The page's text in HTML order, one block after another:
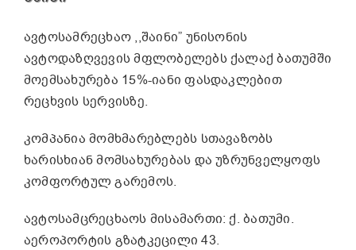
ავტოსამრეცხაო ,,შაინი” უნისონის
ავტოდაზღვევის მფლობელებს ქალაქ ბათუმში
მოემსახურება 15%-იანი ფასდაკლებით
რეცხვის სერვისზე.
კომპანია მომხმარებლებს სთავაზობს
ხარისხიან მომსახურებას და უზრუნველყოფს
კომფორტულ გარემოს.
ავტოსამცრეცხაოს მისამართი: ქ. ბათუმი.
აეროპორტის გზატკეცილი 43.